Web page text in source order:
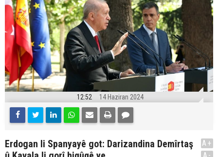
12:52 14 Haziran 2024
Erdogan li Spanyayê got: Darizandina Demîrtaş
A+